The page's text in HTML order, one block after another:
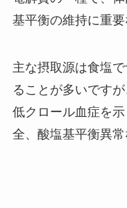
基平衡の維持に重要
主な摂取源は食塩
ることが多いです
低クロール血症を
全、酸塩基平衡異常